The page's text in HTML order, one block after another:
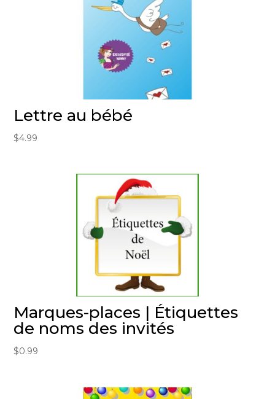
Lettre au bébé
$4.99
Marques-places | Étiquettes
de noms des invités
$0.99